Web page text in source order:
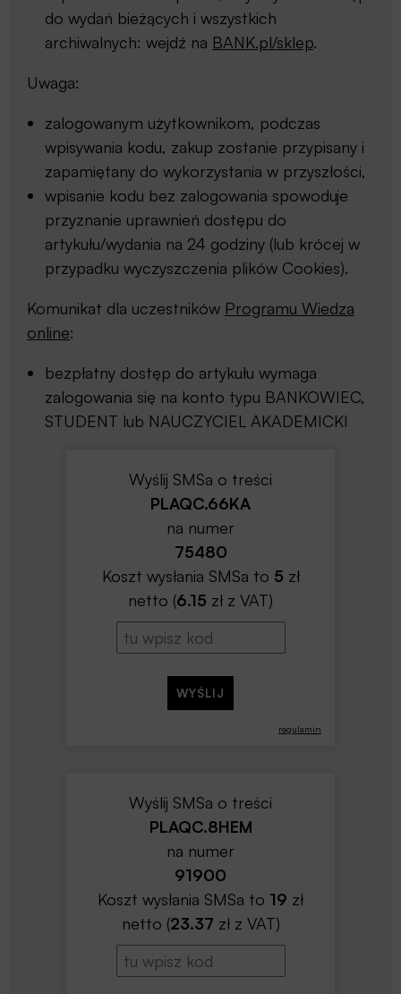
do wydań bieżących i wszystkich
archiwalnych: wejdź na BANK.pl/sklep.
Uwaga:
zalogowanym użytkownikom, podczas
wpisywania kodu, zakup zostanie przypisany i
zapamiętany do wykorzystania w przyszłości,
wpisanie kodu bez zalogowania spowoduje
przyznanie uprawnień dostępu do
artykułu/wydania na 24 godziny (lub krócej w
przypadku wyczyszczenia plików Cookies).
Komunikat dla uczestników Programu Wiedza
online:
bezpłatny dostęp do artykułu wymaga
zalogowania się na konto typu BANKOWIEC,
STUDENT lub NAUCZYCIEL AKADEMICKI
regulamin
Wyślij SMSa o treści
PLAQC.66KA
na numer
75480
Koszt wysłania SMSa to 5 zł
netto (6.15 zł z VAT)
Wyślij SMSa o treści
PLAQC.8HEM
na numer
91900
Koszt wysłania SMSa to 19 zł
netto (23.37 zł z VAT)